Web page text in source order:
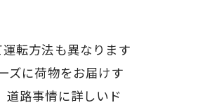
転方法も異なります
ズに荷物をお届けす
道路事情に詳しいド